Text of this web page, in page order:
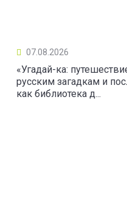
07.08.2026
«Угадай-ка:
русским загадкам и
как библиотека д...